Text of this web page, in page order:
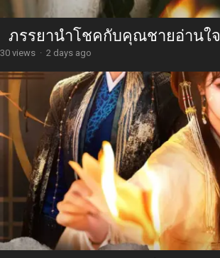
ภรรยานำโชคกับคุณชายอ่านใจ
30 views · 2 days ago